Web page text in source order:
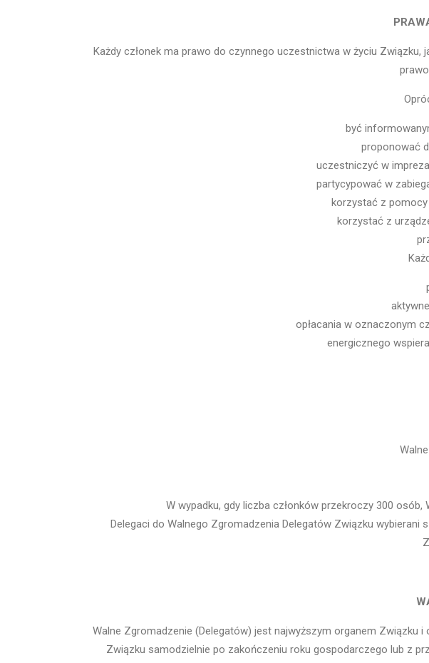
Każdy członek ma prawo do czynnego uczestnictwa w życiu
być
proponować
uczestniczyć w
partycypować w
korzystać z
korzystać z
opłacania w oznaczonym
energicznego
W wypadku, gdy liczba członków przekroczy 300
Delegaci do Walnego Zgromadzenia Delegatów Związku
Walne Zgromadzenie (Delegatów) jest najwyższym organem Związku
Związku samodzielnie po zakończeniu roku gospodarczego lub z